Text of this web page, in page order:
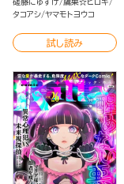
磋藤にゅすけ 鷹巣☆ヒロキ
タコアシ ヤマモトヨウコ
試し読み